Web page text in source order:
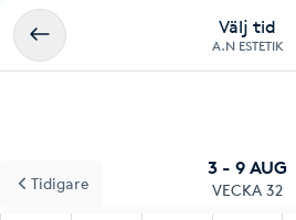
Välj tid
A.N ESTETIK
3 - 9 AUG
VECKA 32
Tidigare